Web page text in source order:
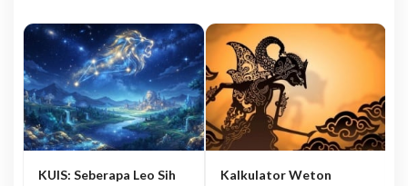
KUIS: Seberapa Leo Sih
Kalkulator Weton